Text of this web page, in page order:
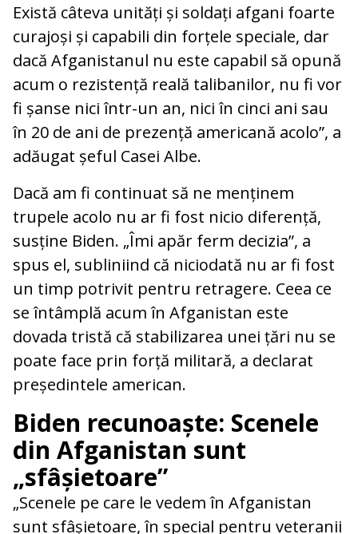
Există câteva unități și soldați afgani foarte
curajoși și capabili din forțele speciale, dar
dacă Afganistanul nu este capabil să opună
acum o rezistență reală talibanilor, nu fi vor
fi șanse nici într-un an, nici în cinci ani sau
în 20 de ani de prezență americană acolo”, a
adăugat șeful Casei Albe.
Dacă am fi continuat să ne menținem
trupele acolo nu ar fi fost nicio diferență,
susține Biden. „Îmi apăr ferm decizia”, a
spus el, subliniind că niciodată nu ar fi fost
un timp potrivit pentru retragere. Ceea ce
se întâmplă acum în Afganistan este
dovada tristă că stabilizarea unei țări nu se
poate face prin forță militară, a declarat
președintele american.
Biden recunoaște: Scenele
din Afganistan sunt
„sfâșietoare”
„Scenele pe care le vedem în Afganistan
sunt sfâșietoare, în special pentru veteranii